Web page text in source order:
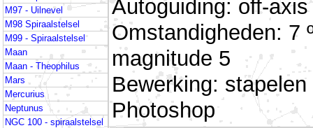
M97 - Uilnevel
M98 Spiraalstelsel
M99 - Spiraalstelsel
Maan
Maan - Theophilus
Mars
Mercurius
Neptunus
NGC 100 - spiraalstelsel
Autoguiding: off-
Omstandigheden: 7
magnitude 5
Bewerking:
Photoshop